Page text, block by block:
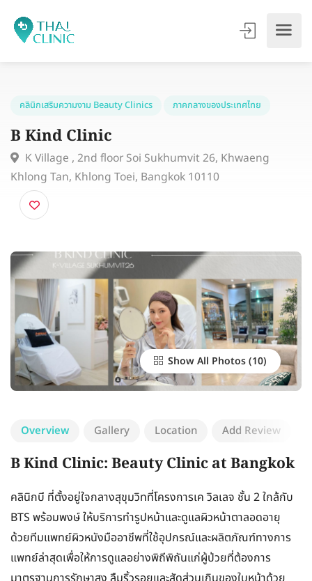
คลินิกเสริมความงาม Beauty Clinics
B Kind Clinic
K Village , 2nd floor Soi Sukhumvit 26, Khwaeng
Khlong Tan, Khlong Toei, Bangkok 10110
Show All Photos
Overview Gallery Location Add Review
B Kind Clinic: Beauty Clinic at Bangkok
คลินิกบี ที่ตั้งอยู่ใจกลางสุขุมวิทที่โครงการเค วิลเลจ ชั้น 2 ใกล้กับ
BTS พร้อมพงษ์ ให้บริการทำรูปหน้าและดูแลผิวหน้าตาลอดอายุ
ด้วยทีมแพทย์ผิวหนังมืออาชีพที่ใช้อุปกรณ์และผลิตภัณฑ์ทางการ
แพทย์ล่าสุดเพื่อให้การดูแลอย่างพิถีพิถันแก่ผู้ป่วยที่ต้องการ